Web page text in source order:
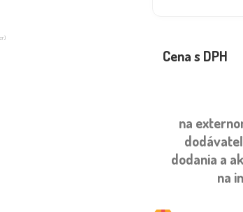
Cena s DPH
na
dodania a
na